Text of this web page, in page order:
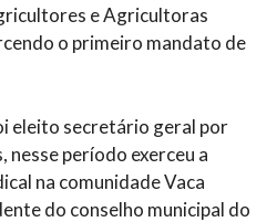
e Agricultoras
o primeiro mandato de
eleito secretário geral por
período exerceu a
na comunidade Vaca
do conselho municipal do